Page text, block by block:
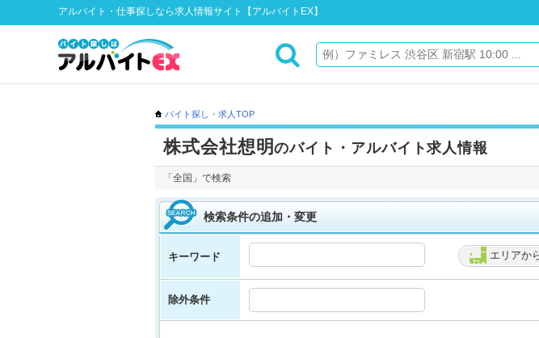
アルバイト・仕事探しなら求人情報サイト【アルバイトEX】
バイト探し・求人TOP
株式会社想明のバイト・アルバイト求人情報
「全国」で検索
検索条件の追加・変更
キーワード エリアか
除外条件